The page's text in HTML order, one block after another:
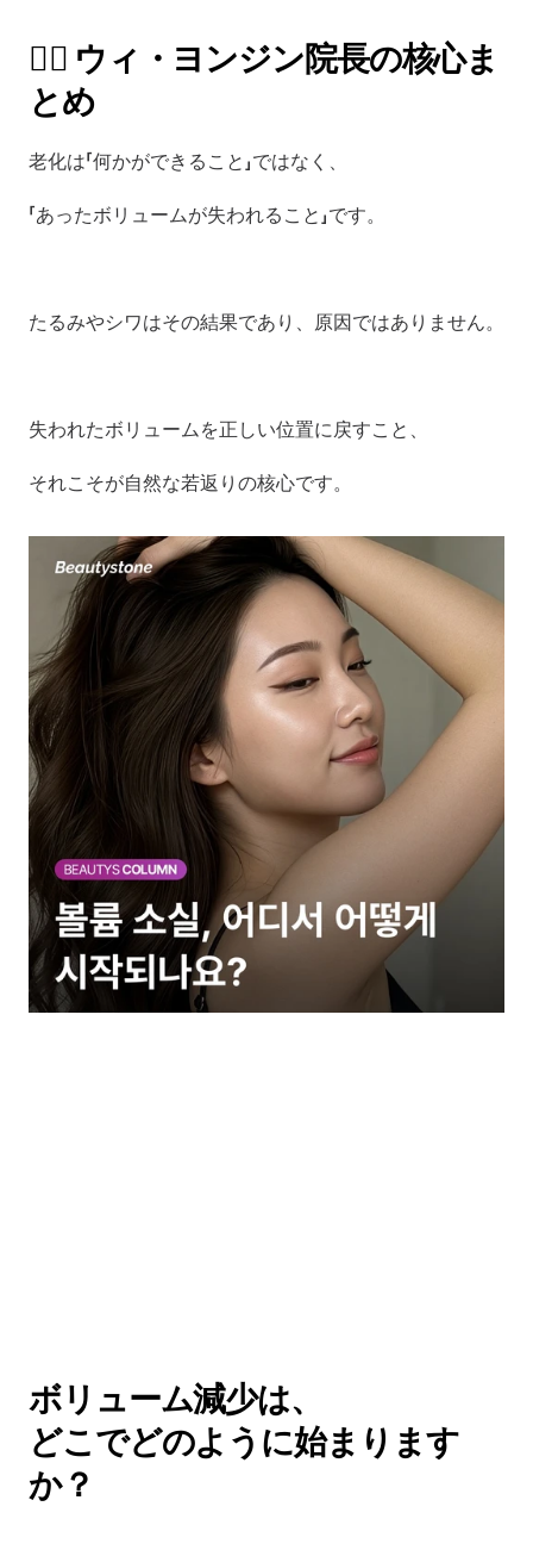
👨‍⚕️ ウィ・ヨンジン院長の核心ま
とめ
老化は「何かができること」ではなく、
「あったボリュームが失われること」です。
たるみやシワはその結果であり、原因ではありません。
失われたボリュームを正しい位置に戻すこと、
それこそが自然な若返りの核心です。
ボリューム減少は、
どこでどのように始まります
か？